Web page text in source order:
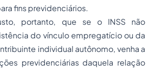
fins previdenciários.
portanto, que se o INSS não
do vínculo empregatício ou da
individual autônomo, venha a
previdenciárias daquela relação